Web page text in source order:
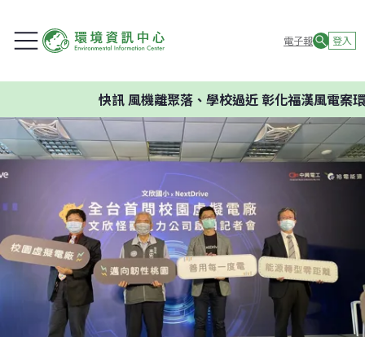
電子報 登入
風機離聚落、學校過近 彰化福漢風電案環委建